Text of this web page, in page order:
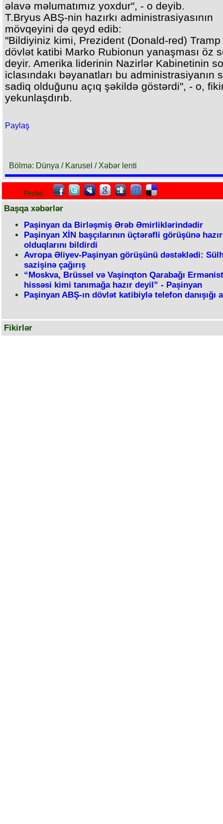
əlavə məlumatımız yoxdur", - o deyib.
T.Bryus ABŞ-nin hazırkı administrasiyasının
mövqeyini də qeyd edib:
"Bildiyiniz kimi, Prezident (Donald-red) Tramp
dövlət katibi Marko Rubionun yanaşması öz
deyir. Amerika liderinin Nazirlər Kabinetinin
iclasındakı bəyanatları bu administrasiyanın
sadiq olduğunu açıq şəkildə göstərdi", - o,
yekunlaşdırıb.
Paylaş
Bölmə: Dünya / Karusel / Xəbər lenti
Paylaş
Başqa xəbərlər
Paşinyan da Birləşmiş Ərəb Əmirliklərindədir
Paşinyan XİN başçılarının üçtərəfli görüşünə hazır
olduqlarını bildirdi
Avropa Əliyev-Paşinyan görüşünü dəstəklədi:
sazişinə çağırış
“Moskva, Brüssel və Vaşinqton Qarabağı
hissəsi kimi tanımağa hazır deyil” - Paşinyan
Paşinyan ABŞ-ın dövlət katibiylə telefon danışığı
Fikirlər